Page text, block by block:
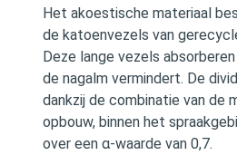
Het akoestische materiaal
de katoenvezels van
Deze lange vezels
de nagalm vermindert. De
dankzij de combinatie van de
opbouw, binnen het
over een α-waarde van 0,7.